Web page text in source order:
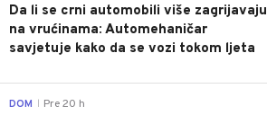
Da li se crni automobili više zagrijavaju
na vrućinama: Automehaničar
savjetuje kako da se vozi tokom ljeta
DOM Pre 20 h